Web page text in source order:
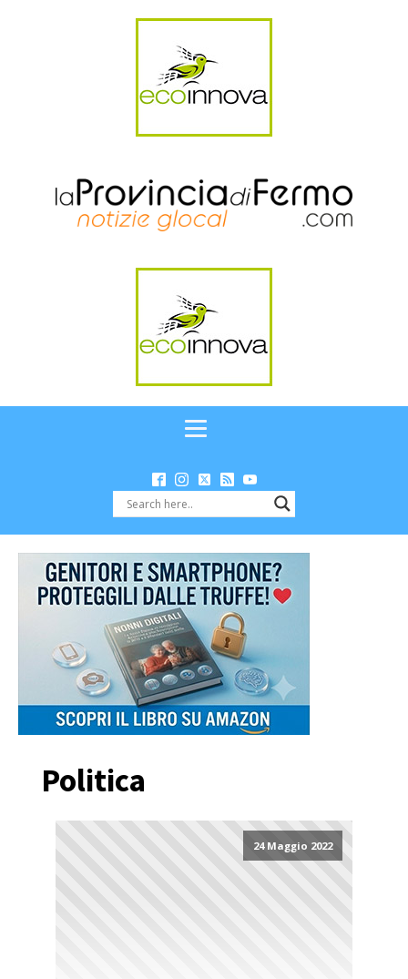
Politica
24 Maggio 2022